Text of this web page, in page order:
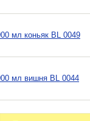
мл коньяк BL 0049
мл вишня BL 0044